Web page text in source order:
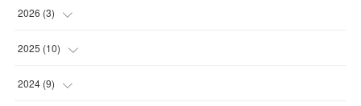
2026 (3)
(1
( )
2025 (10)
( )
2024 (9)